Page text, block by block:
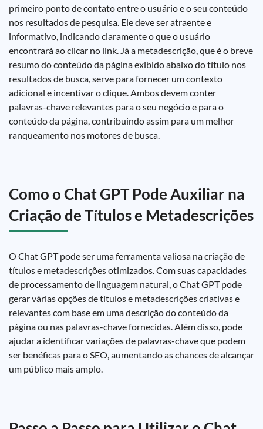
primeiro ponto de contato entre o usuário e o seu conteúdo
nos resultados de pesquisa. Ele deve ser atraente e
informativo, indicando claramente o que o usuário
encontrará ao clicar no link. Já a metadescrição, que é o breve
resumo do conteúdo da página exibido abaixo do título nos
resultados de busca, serve para fornecer um contexto
adicional e incentivar o clique. Ambos devem conter
palavras-chave relevantes para o seu negócio e para o
conteúdo da página, contribuindo assim para um melhor
ranqueamento nos motores de busca.
Como o Chat GPT Pode Auxiliar na
Criação de Títulos e Metadescrições
O Chat GPT pode ser uma ferramenta valiosa na criação de
títulos e metadescrições otimizados. Com suas capacidades
de processamento de linguagem natural, o Chat GPT pode
gerar várias opções de títulos e metadescrições criativas e
relevantes com base em uma descrição do conteúdo da
página ou nas palavras-chave fornecidas. Além disso, pode
ajudar a identificar variações de palavras-chave que podem
ser benéficas para o SEO, aumentando as chances de alcançar
um público mais amplo.